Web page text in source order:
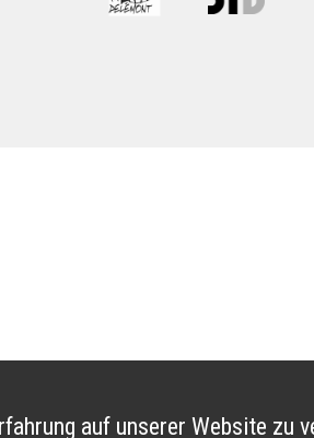
auf unserer Website